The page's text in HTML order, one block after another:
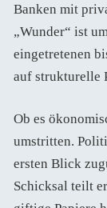
Banken mit
„Wunder“ ist
eingetretenen
auf strukturelle
Ob es
umstritten.
ersten Blick
Schicksal teilt